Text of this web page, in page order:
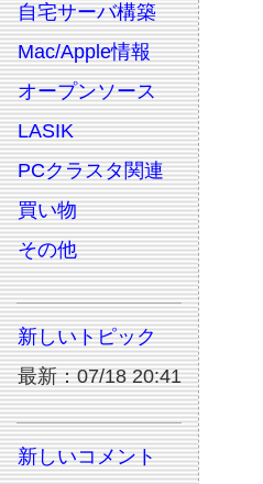
自宅サーバ構築
Mac/Apple情報
オープンソース
LASIK
PCクラスタ関連
買い物
その他
新しいトピック
最新：07/18 20:41
新しいコメント